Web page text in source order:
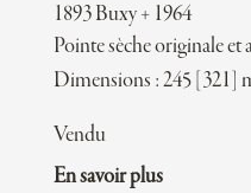
1893 Buxy + 1964
Pointe sèche originale et
Dimensions : 245 [321]
Vendu
En savoir plus